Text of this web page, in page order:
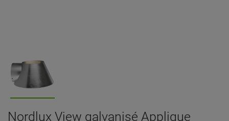
Nordlux View galvanisé Applique